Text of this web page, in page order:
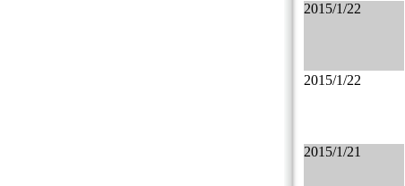
2015/1/22
2015/1/22
2015/1/21